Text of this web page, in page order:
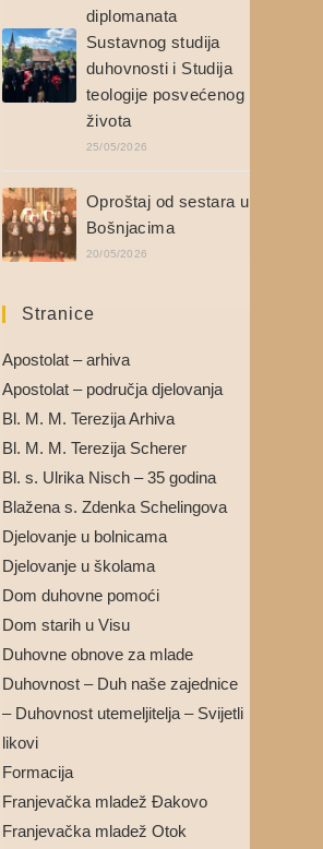
diplomanata
Sustavnog studija
duhovnosti i Studija
teologije posvećenog
života
25/05/2026
Oproštaj od sestara u
Bošnjacima
20/05/2026
Stranice
Apostolat – arhiva
Apostolat – područja djelovanja
Bl. M. M. Terezija Arhiva
Bl. M. M. Terezija Scherer
Bl. s. Ulrika Nisch – 35 godina
Blažena s. Zdenka Schelingova
Djelovanje u bolnicama
Djelovanje u školama
Dom duhovne pomoći
Dom starih u Visu
Duhovne obnove za mlade
Duhovnost – Duh naše zajednice
– Duhovnost utemeljitelja – Svijetli
likovi
Formacija
Franjevačka mladež Đakovo
Franjevačka mladež Otok